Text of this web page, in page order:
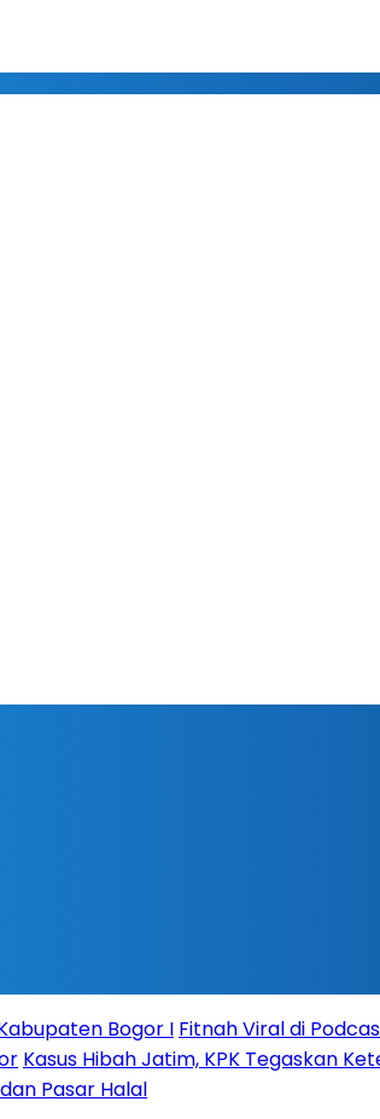
Bogor I Fitnah Viral di
Kasus Hibah Jatim, KPK Tegaskan
Pasar Halal